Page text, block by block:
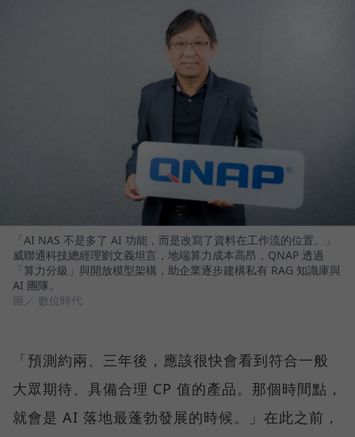
「AI NAS 不是多了 AI 功能，而是改寫了資料在工作流的位置。」
威聯通科技總經理劉文義坦言，地端算力成本高昂，QNAP 透過
「算力分級」與開放模型架構，助企業逐步建構私有 RAG 知識庫與
AI 團隊。
圖／ 數位時代
「預測約兩、三年後，應該很快會看到符合一般
大眾期待、具備合理 CP 值的產品。那個時間點，
就會是 AI 落地最蓬勃發展的時候。」在此之前，